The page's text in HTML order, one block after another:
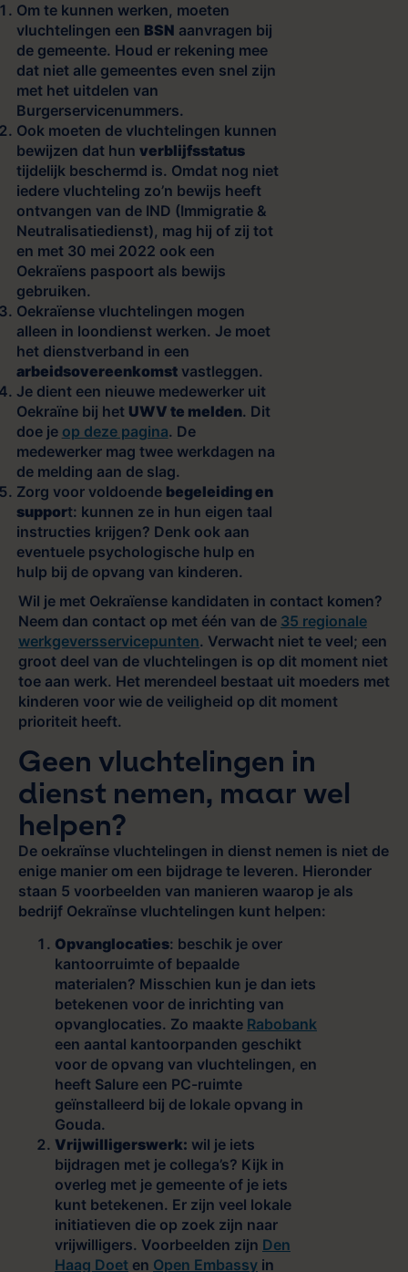
Om te kunnen werken, moeten
vluchtelingen een BSN aanvragen bij
de gemeente. Houd er rekening mee
dat niet alle gemeentes even snel zijn
met het uitdelen van
Burgerservicenummers.
Ook moeten de vluchtelingen kunnen
bewijzen dat hun verblijfsstatus
tijdelijk beschermd is. Omdat nog niet
iedere vluchteling zo’n bewijs heeft
ontvangen van de IND (Immigratie &
Neutralisatiedienst), mag hij of zij tot
en met 30 mei 2022 ook een
Oekraïens paspoort als bewijs
gebruiken.
Oekraïense vluchtelingen mogen
alleen in loondienst werken. Je moet
het dienstverband in een
arbeidsovereenkomstvastleggen.
Je dient een nieuwe medewerker uit
Oekraïne bij het UWV te melden. Dit
doe je op deze pagina. De
medewerker mag twee werkdagen na
de melding aan de slag.
Zorg voor voldoende begeleiding en
support: kunnen ze in hun eigen taal
instructies krijgen? Denk ook aan
eventuele psychologische hulp en
hulp bij de opvang van kinderen.
Wil je met Oekraïense kandidaten in contact komen?
Neem dan contact op met één van de 35 regionale
werkgeversservicepunten. Verwacht niet te veel; een
groot deel van de vluchtelingen is op dit moment niet
toe aan werk. Het merendeel bestaat uit moeders met
kinderen voor wie de veiligheid op dit moment
prioriteit heeft.
Geen vluchtelingen in
dienst nemen, maar wel
helpen?
De oekraïnse vluchtelingen in dienst nemen is niet de
enige manier om een bijdrage te leveren. Hieronder
staan 5 voorbeelden van manieren waarop je als
bedrijf Oekraïnse vluchtelingen kunt helpen:
Opvanglocaties: beschik je over
kantoorruimte of bepaalde
materialen? Misschien kun je dan iets
betekenen voor de inrichting van
opvanglocaties. Zo maakte Rabobank
een aantal kantoorpanden geschikt
voor de opvang van vluchtelingen, en
heeft Salure een PC-ruimte
geïnstalleerd bij de lokale opvang in
Gouda.
Vrijwilligerswerk: wil je iets
bijdragen met je collega’s? Kijk in
overleg met je gemeente of je iets
kunt betekenen. Er zijn veel lokale
initiatieven die op zoek zijn naar
vrijwilligers. Voorbeelden zijn Den
Haag Doet en Open Embassy in